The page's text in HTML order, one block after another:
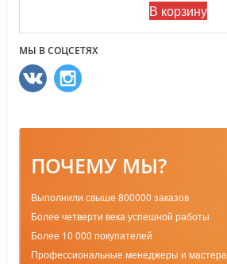
В корзину
МЫ В СОЦСЕТЯХ
ПОЧЕМУ МЫ?
Выполнили свыше 800000 заказов
Более четверти века успешной работы
Более 10 000 покупателей
Профессиональные менеджеры и мастера